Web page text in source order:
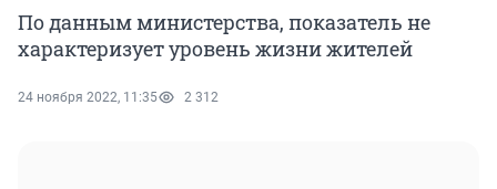
По данным министерства, показатель не
характеризует уровень жизни жителей
24 ноября 2022, 11:35 2 312